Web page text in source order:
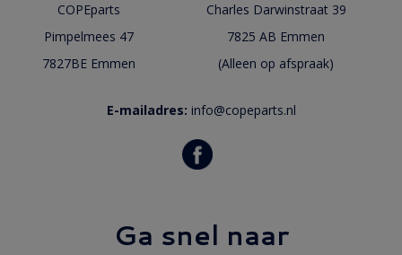
COPEparts
Charles Darwinstraat 39
Pimpelmees 47
7825 AB Emmen
7827BE Emmen
(Alleen op afspraak)
E-mailadres: info@copeparts.nl
Ga snel naar